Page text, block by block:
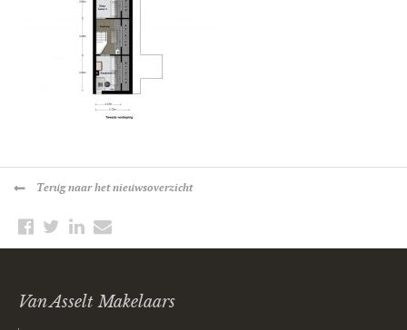
Terugnaar het nieuwsoverzicht
Van Asselt Makelaars